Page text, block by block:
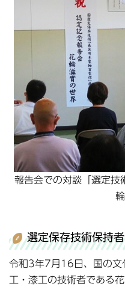
報告会での対談「選定
選定保存技術保持
令和3年7月16日、国の文
工・漆工の技術者である